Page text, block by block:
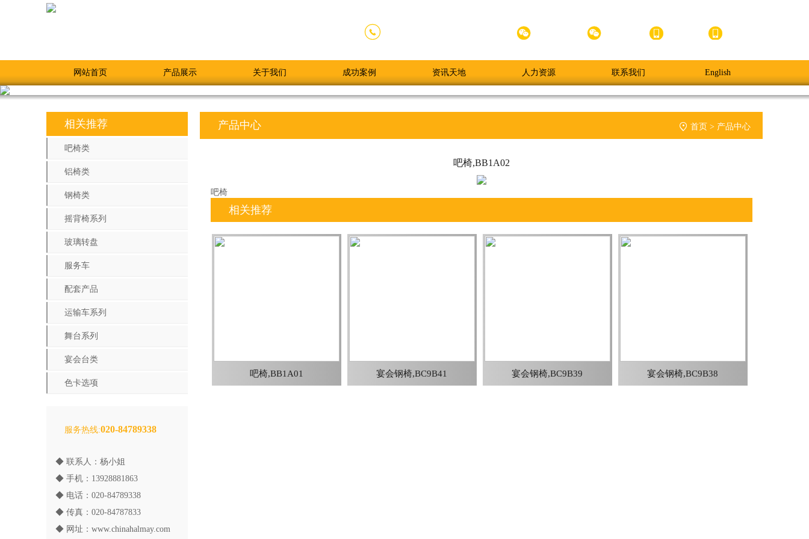
全国服务热线：    
网站首页 产品展示 关于我们 成功案例 资讯天地 人力资源 联系我们 English
相关推荐
吧椅类
铝椅类
钢椅类
摇背椅系列
玻璃转盘
服务车
配套产品
运输车系列
舞台系列
宴会台类
色卡选项
服务热线:020-84789338
◆ 联系人：杨小姐
◆ 手机：13928881863
◆ 电话：020-84789338
◆ 传真：020-84787833
◆ 网址： www.chinahalmay.com
产品中心  首页 > 产品中心
吧椅,BB1A02
吧椅
相关推荐
吧椅,BB1A01 宴会钢椅,BC9B41 宴会钢椅,BC9B39 宴会钢椅,BC9B38